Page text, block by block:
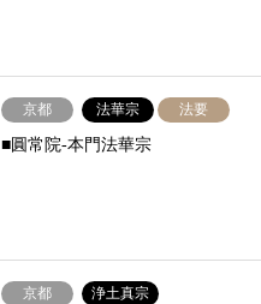
京都 法華宗 法要
■圓常院-本門法華宗
京都
浄土真宗